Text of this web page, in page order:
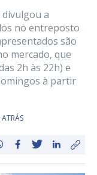
a
no entreposto
são
mercado, que
2h às 22h) e
à partir